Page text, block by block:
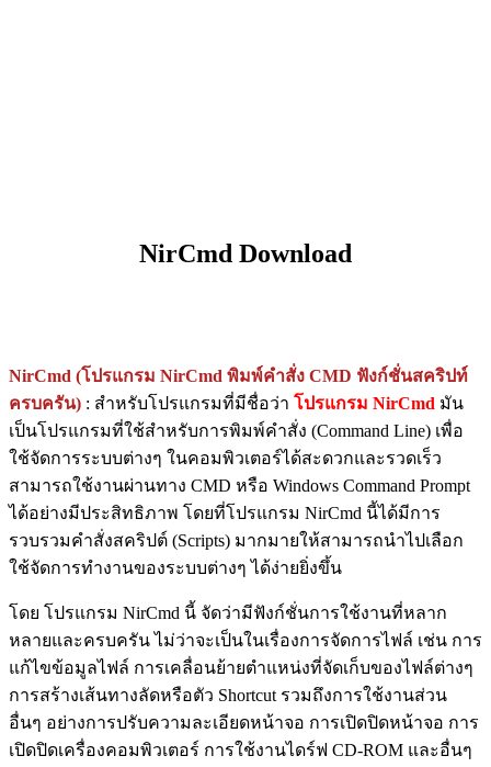
NirCmd Download
NirCmd (โปรแกรม NirCmd พิมพ์คำสั่ง CMD ฟังก์ชั่นสคริปท์
ครบครัน) : สำหรับโปรแกรมที่มีชื่อว่า โปรแกรม NirCmd มัน
เป็นโปรแกรมที่ใช้สำหรับการพิมพ์คำสั่ง (Command Line) เพื่อ
ใช้จัดการระบบต่างๆ ในคอมพิวเตอร์ได้สะดวกและรวดเร็ว
สามารถใช้งานผ่านทาง CMD หรือ Windows Command Prompt
ได้อย่างมีประสิทธิภาพ โดยที่โปรแกรม NirCmd นี้ได้มีการ
รวบรวมคำสั่งสคริปต์ (Scripts) มากมายให้สามารถนำไปเลือก
ใช้จัดการทำงานของระบบต่างๆ ได้ง่ายยิ่งขึ้น
โดย โปรแกรม NirCmd นี้ จัดว่ามีฟังก์ชั่นการใช้งานที่หลาก
หลายและครบครัน ไม่ว่าจะเป็นในเรื่องการจัดการไฟล์ เช่น การ
แก้ไขข้อมูลไฟล์ การเคลื่อนย้ายตำแหน่งที่จัดเก็บของไฟล์ต่างๆ
การสร้างเส้นทางลัดหรือตัว Shortcut รวมถึงการใช้งานส่วน
อื่นๆ อย่างการปรับความละเอียดหน้าจอ การเปิดปิดหน้าจอ การ
เปิดปิดเครื่องคอมพิวเตอร์ การใช้งานไดร์ฟ CD-ROM และอื่นๆ